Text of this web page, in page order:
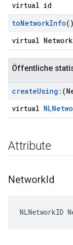
virtual id
toNetworkInfo()
virtual
Öffentliche
createUsing:
virtual
Attribute
NetworkId
NLNetworkID